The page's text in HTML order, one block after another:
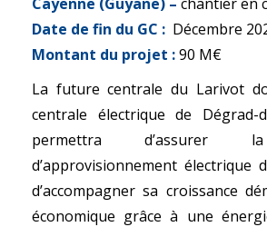
Date de fin du GC : Décembre
Montant du projet :90 M€
La future centrale du Larivot
centrale électrique de Dégrad-
permettra d’assurer
d’approvisionnement électrique
d’accompagner sa croissance
économique grâce à une